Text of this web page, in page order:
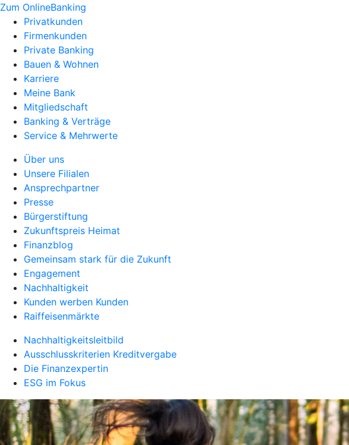
Zum OnlineBanking
Privatkunden
Firmenkunden
Private Banking
Bauen & Wohnen
Karriere
Meine Bank
Mitgliedschaft
Banking & Verträge
Service & Mehrwerte
Über uns
Unsere Filialen
Ansprechpartner
Presse
Bürgerstiftung
Zukunftspreis Heimat
Finanzblog
Gemeinsam stark für die Zukunft
Engagement
Nachhaltigkeit
Kunden werben Kunden
Raiffeisenmärkte
Nachhaltigkeitsleitbild
Ausschlusskriterien Kreditvergabe
Die Finanzexpertin
ESG im Fokus